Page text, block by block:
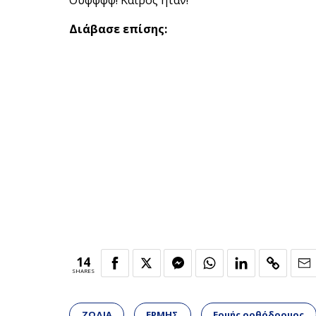
Διάβασε επίσης:
14
SHARES